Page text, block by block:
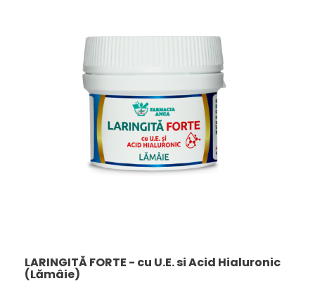
LARINGITĂ FORTE - cu U.E. si Acid Hialuronic
(Lămâie)